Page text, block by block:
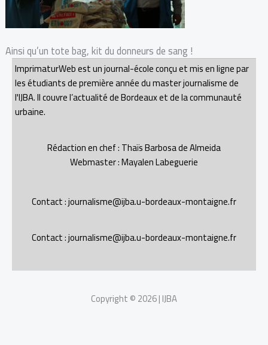
Ainsi qu’un tote bag, kit du donneurs de sang !
ImprimaturWeb est un journal-école conçu et mis en ligne par
les étudiants de première année du master journalisme de
l'IJBA. Il couvre l’actualité de Bordeaux et de la communauté
urbaine.
Rédaction en chef : Thaïs Barbosa de Almeida
Webmaster : Mayalen Labeguerie
Contact : journalisme@ijba.u-bordeaux-montaigne.fr
Contact : journalisme@ijba.u-bordeaux-montaigne.fr
Copyright © 2026 | IJBA